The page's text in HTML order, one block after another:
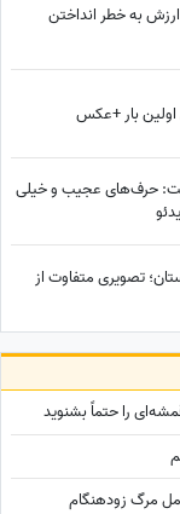
واقعاً ارزش به خطر انداختن
اولین بار +عکس
دیت: حرف‌های عجیب و خیلی
تصویری متفاوت از
را حتماً بشنوید
مرگ زودهنگام